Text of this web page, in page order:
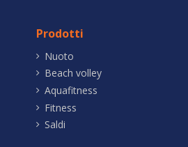
Prodotti
Nuoto
Beach volley
Aquafitness
Fitness
Saldi